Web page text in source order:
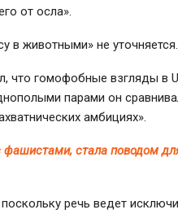
от осла».
в животными» не уточняется.
что гомофобные взгляды в
парами он
амбициях».
стала поводом
речь ведет